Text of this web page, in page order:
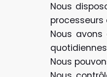
Nous
processeurs
Nous
Nous